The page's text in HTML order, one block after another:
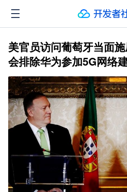
美官员访问葡萄牙当面
会排除华为参加5G网络